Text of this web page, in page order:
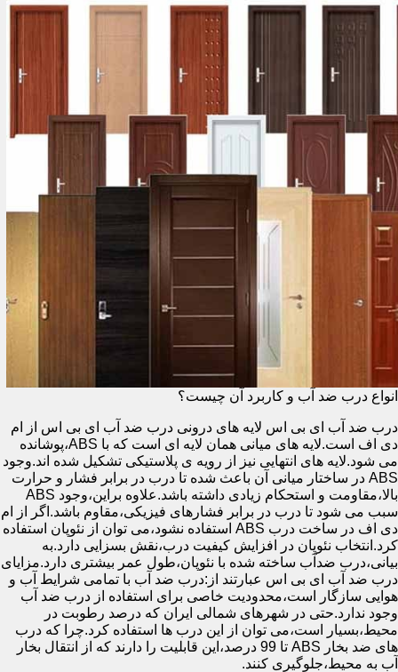
انواع درب ضد آب و کاربرد آن چیست؟
درب ضد آب ای بی اس لایه های درونی درب ضد آب ای بی اس از ام
دی اف است.لایه های میانی همان لایه ای است که با ABS،پوشانده
می شود.لایه های انتهایی نیز از رویه ی پلاستیکی تشکیل شده اند.وجود
ABS در ساختار میانی آن باعث شده تا درب در برابر فشار و حرارت
بالا،مقاومت و استحکام زیادی داشته باشد.علاوه براین،وجود ABS
سبب می شود تا درب در برابر فشارهای فیزیکی،مقاوم باشد.اگر از ام
دی اف در ساخت درب ABS استفاده نشود،می توان از نئوپان استفاده
کرد.انتخاب نئوپان در افزایش کیفیت درب،نقش بسزایی دارد.به
بیانی،درب ضدآب ساخته شده با نئوپان،طول عمر بیشتری دارد.مزایای
درب ضد آب ای بی اس عبارتند از:درب ضد آب با تمامی شرایط آب و
هوایی سازگار است،محدودیت خاصی برای استفاده از درب ضد آب
وجود ندارد.حتی در شهرهای شمالی ایران که درصد رطوبت در
محیط،بسیار است،می توان از این درب ها استفاده کرد.چرا که درب
های ضد بخار ABS تا 99 درصد،این قابلیت را دارند که از انتقال بخار
آب به محیط،جلوگیری کنند.